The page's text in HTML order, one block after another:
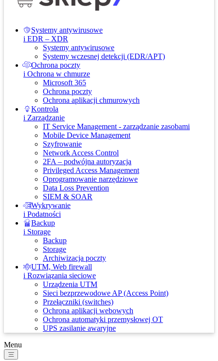
Systemy antywirusowe
i EDR – XDR
Systemy antywirusowe
Systemy wczesnej detekcji (EDR/APT)
Ochrona poczty
i Ochrona w chmurze
Microsoft 365
Ochrona poczty
Ochrona aplikacji chmurowych
Kontrola
i Zarządzanie
IT Service Management - zarządzanie zasobami
Mobile Device Management
Szyfrowanie
Network Access Control
2FA – podwójna autoryzacja
Privileged Access Management
Oprogramowanie narzędziowe
Data Loss Prevention
SIEM & SOAR
Wykrywanie
i Podatności
Backup
i Storage
Backup
Storage
Archiwizacja poczty
UTM, Web firewall
i Rozwiązania sieciowe
Urządzenia UTM
Sieci bezprzewodowe AP (Access Point)
Przełączniki (switches)
Ochrona aplikacji webowych
Ochrona automatyki przemysłowej OT
UPS zasilanie awaryjne
Menu